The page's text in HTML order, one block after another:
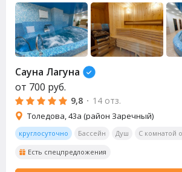
Сауна Лагуна
от 700 руб.
9,8 · 14 отз.
Толедова, 43а (район Заречный)
круглосуточно Бассейн Душ С комнатой
Есть спецпредложения